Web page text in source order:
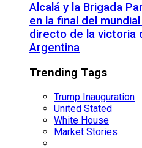
Alcalá y la Brigada
en la final del
directo de la victoria
Argentina
Trending Tags
Trump Inauguration
United Stated
White House
Market Stories